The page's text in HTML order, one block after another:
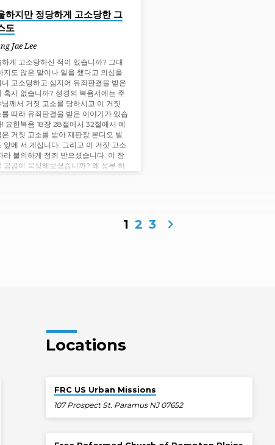
하지만 정당하게 고소당한 그
도
Jae Lee
하게 고소당하신 적이 있습니까? 그대
지도 않은 말이나 일을 했다고 의심을
니 고소당하고 심지어 유죄판결을 받은
혹시 없습니까? 성경의 복음서에는 주
님께서 거짓 고소를 당하시고 이 거짓
를 따라 유죄판결을 받은 이야기가 있습
! 요한복음 18장 28절에서 32절에서 예
은 거짓 고소를 받아 재판장 본디오 빌
앞에 서 계십니다. 그리고 이 거짓 고소
라 불의하게 정죄 받으셨습니다. 이 장
곰곰이 묵상해보셨습니까? 왜 성부 하
1 2 3
Locations
FRC US Urban Missions
107 Prospect St. Paramus NJ 07652